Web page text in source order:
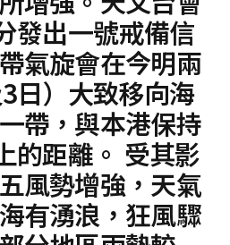
發出一號戒備信
氣旋會在今明兩
日）大致移向海
帶，與本港保持
的距離。 受其影
風勢增強，天氣
有湧浪，狂風驟